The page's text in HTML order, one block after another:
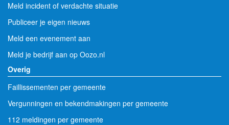
Meld incident of verdachte situatie
Publiceer je eigen nieuws
Meld een evenement aan
Meld je bedrijf aan op Oozo.nl
Overig
Faillissementen per gemeente
Vergunningen en bekendmakingen per gemeente
112 meldingen per gemeente